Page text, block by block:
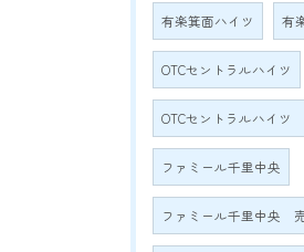
有楽箕面ハイツ 有
OTCセントラルハイツ
OTCセントラルハイツ
ファミール千里中央
ファミール千里中央